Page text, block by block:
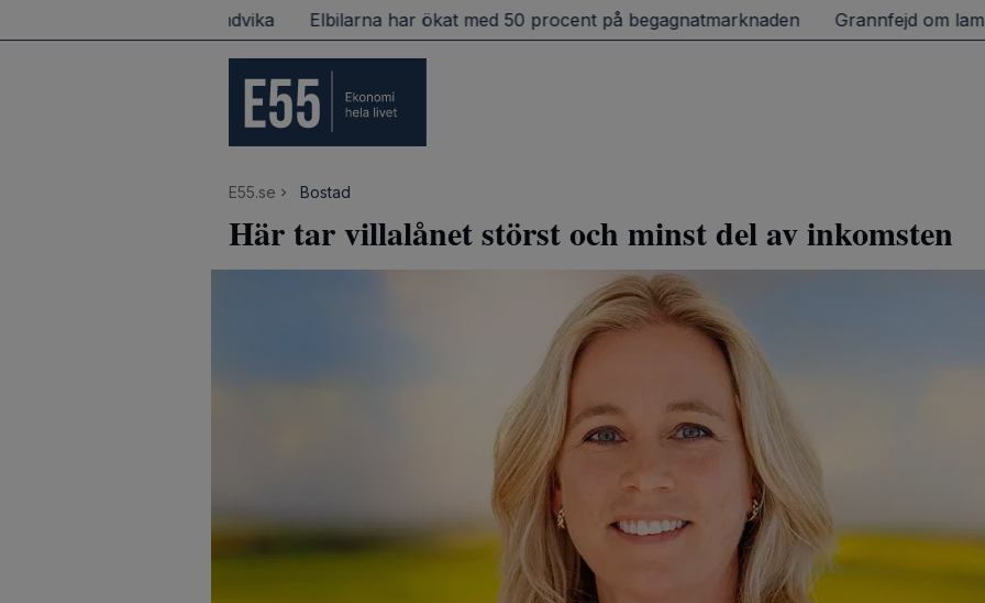
– det här bör du undvika Elbilarna har ökat med 50 procent på begagnatmarknaden Grannfejd om lampa
E55.se Bostad
Här tar villalånet störst och minst del av inkomsten